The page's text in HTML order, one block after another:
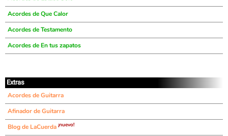
Acordes de Que Calor
Acordes de Testamento
Acordes de En tus zapatos
Extras
Acordes de Guitarra
Afinador de Guitarra
Blog de LaCuerda ¡nuevo!